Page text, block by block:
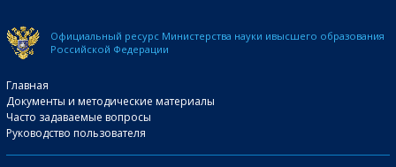
Официальный ресурс Министерства науки ивысшего образования
Российской Федерации
Главная
Документы и методические материалы
Часто задаваемые вопросы
Руководство пользователя